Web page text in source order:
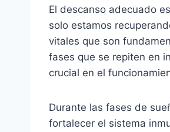
El descanso adecuado
solo estamos
vitales que son
fases que se repiten en
crucial en el
Durante las fases de
fortalecer el sistema